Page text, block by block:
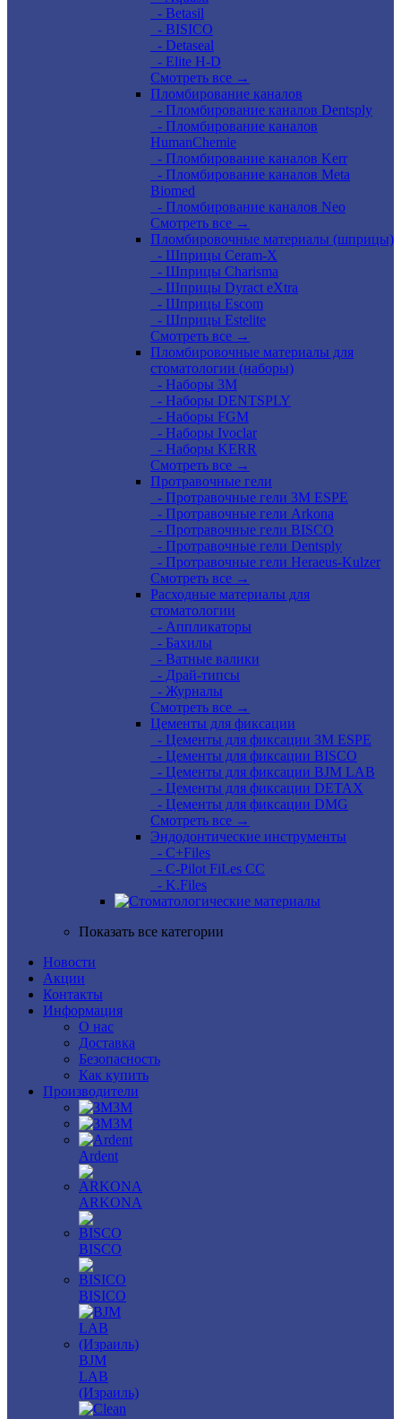
- Betasil
- BISICO
- Detaseal
- Elite H-D
Смотреть все →
Пломбирование каналов
- Пломбирование каналов Dentsply
- Пломбирование каналов
HumanChemie
- Пломбирование каналов Kerr
- Пломбирование каналов Meta
Biomed
- Пломбирование каналов Neo
Смотреть все →
Пломбировочные материалы (шприцы)
- Шприцы Ceram-X
- Шприцы Charisma
- Шприцы Dyract eXtra
- Шприцы Escom
- Шприцы Estelite
Смотреть все →
Пломбировочные материалы для
стоматологии (наборы)
- Наборы 3М
- Наборы DENTSPLY
- Наборы FGM
- Наборы Ivoclar
- Наборы KERR
Смотреть все →
Протравочные гели
- Протравочные гели 3М ESPE
- Протравочные гели Arkona
- Протравочные гели BISCO
- Протравочные гели Dentsply
- Протравочные гели Heraeus-Kulzer
Смотреть все →
Расходные материалы для
стоматологии
- Аппликаторы
- Бахилы
- Ватные валики
- Драй-типсы
- Журналы
Смотреть все →
Цементы для фиксации
- Цементы для фиксации 3M ESPE
- Цементы для фиксации BISCO
- Цементы для фиксации BJM LAB
- Цементы для фиксации DETAX
- Цементы для фиксации DMG
Смотреть все →
Эндодонтические инструменты
- C+Files
- C-Pilot FiLes CC
- K.Files
Показать все категории
Новости
Акции
Контакты
Информация
О нас
Доставка
Безопасность
Как купить
Производители
3M
3М
Ardent
ARKONA
BISCO
BISICO
BJM
LAB
(Израиль)